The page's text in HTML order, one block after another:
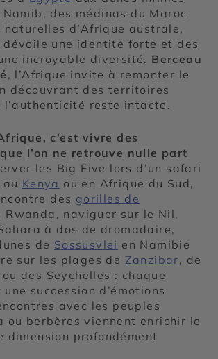
des médinas du Maroc
naturelles d’Afrique australe,
dévoile une identité forte et des
incroyable diversité. Berceau
, l’Afrique invite à remonter le
découvrant des territoires
l’authenticité reste intacte.
c’est vivre des
l’on ne retrouve nulle part
les Big Five lors d’un safari
Kenya ou en Afrique du Sud,
des gorilles de
Rwanda, naviguer sur le Nil,
à dos de dromadaire,
de Sossusvlei en Namibie
sur les plages de Zanzibar, de
des Seychelles : chaque
succession d’émotions
avec les peuples
ou berbères viennent enrichir le
dimension profondément